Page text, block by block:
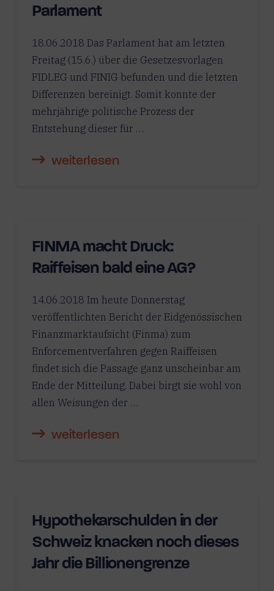
Parlament
18.06.2018 Das Parlament hat am letzten
Freitag (15.6.) über die Gesetzesvorlagen
FIDLEG und FINIG befunden und die letzten
Differenzen bereinigt. Somit konnte der
mehrjährige politische Prozess der
Entstehung dieser für …
weiterlesen
FINMA macht Druck:
Raiffeisen bald eine AG?
14.06.2018 Im heute Donnerstag
veröffentlichten Bericht der Eidgenössischen
Finanzmarktaufsicht (Finma) zum
Enforcementverfahren gegen Raiffeisen
findet sich die Passage ganz unscheinbar am
Ende der Mitteilung. Dabei birgt sie wohl von
allen Weisungen der …
weiterlesen
Hypothekarschulden in der
Schweiz knacken noch dieses
Jahr die Billionengrenze